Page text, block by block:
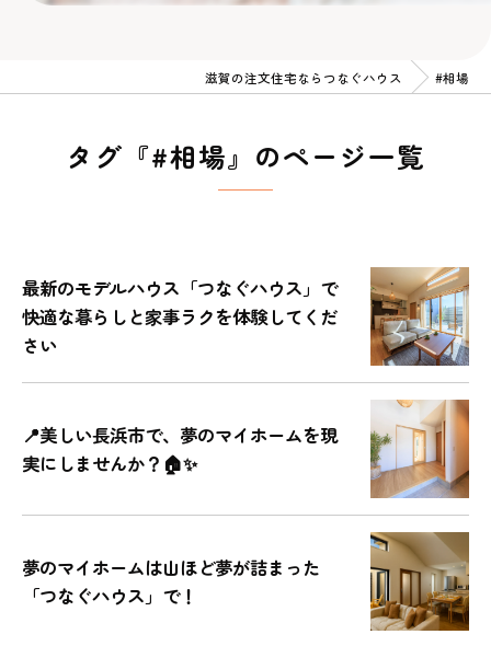
滋賀の注文住宅ならつなぐハウス #相場
タグ『#相場』のページ一覧
最新のモデルハウス「つなぐハウス」で
快適な暮らしと家事ラクを体験してくだ
さい
📍美しい長浜市で、夢のマイホームを現
実にしませんか？🏠✨
夢のマイホームは山ほど夢が詰まった
「つなぐハウス」で！